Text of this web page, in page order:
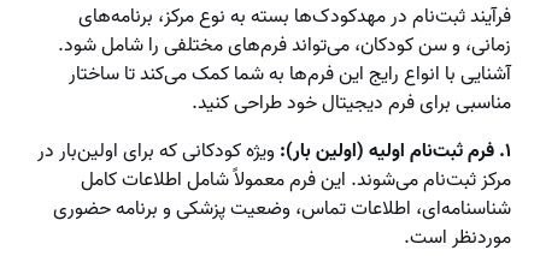
فرآیند ثبت‌نام در مهدکودک‌ها بسته به نوع مرکز، برنامه‌های
زمانی، و سن کودکان، می‌تواند فرم‌های مختلفی را شامل شود.
آشنایی با انواع رایج این فرم‌ها به شما کمک می‌کند تا ساختار
مناسبی برای فرم دیجیتال خود طراحی کنید.
۱. فرم ثبت‌نام اولیه (اولین بار):
ویژه کودکانی که برای اولین‌بار در
مرکز ثبت‌نام می‌شوند. این فرم معمولاً شامل اطلاعات کامل
شناسنامه‌ای، اطلاعات تماس، وضعیت پزشکی و برنامه حضوری
موردنظر است.